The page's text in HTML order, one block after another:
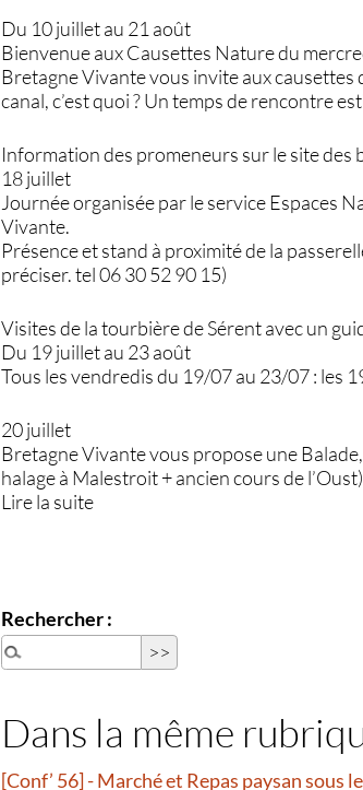
Du 10 juillet au 21 août
Bienvenue aux Causettes Nature du
Bretagne Vivante vous invite aux causettes
canal, c’est quoi ? Un temps de rencontre
Information des promeneurs sur le site des
18 juillet
Journée organisée par le service Espaces
Vivante.
Présence et stand à proximité de la
préciser. tel 06 30 52 90 15)
Visites de la tourbière de Sérent avec un
Du 19 juillet au 23 août
Tous les vendredis du 19/07 au 23/07 : les
20 juillet
Bretagne Vivante vous propose une
halage à Malestroit + ancien cours de
Lire la suite
Rechercher :
Dans la même
[Conf’ 56] - Marché et Repas paysan sous